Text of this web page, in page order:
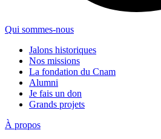
Qui sommes-nous
Jalons historiques
Nos missions
La fondation du Cnam
Alumni
Je fais un don
Grands projets
À propos